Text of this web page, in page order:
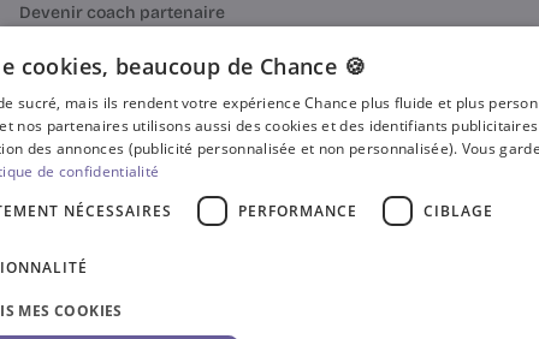
Devenir coach partenaire
Ressources
Bilan de compétences
Reconversion professionnelle
Blog
Média
Presse
Où faire votre bilan de compétences ?
CGV
Gestion des cookies
cookies, beaucoup de Chance 🍪
sucré, mais ils rendent votre expérience Chance plus fluide et plus
nos partenaires utilisons aussi des cookies et des identifiants
des annonces (publicité personnalisée et non personnalisée). Vous
de confidentialité
NÉCESSAIRES
PERFORMANCE CIBLAGE
MES COOKIES